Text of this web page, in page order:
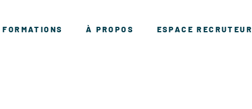
FORMATIONS À PROPOS ESPACE RECRUTEUR